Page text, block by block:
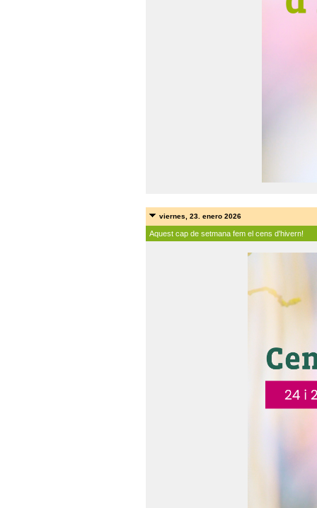
viernes, 23. enero 2026
Aquest cap de setmana fem el cens d'hivern!